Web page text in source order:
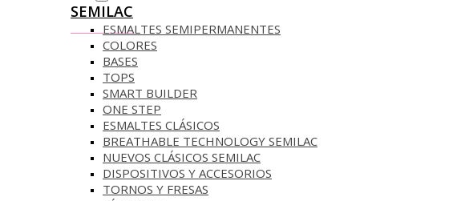
SEMILAC
ESMALTES SEMIPERMANENTES
COLORES
BASES
TOPS
SMART BUILDER
ONE STEP
ESMALTES CLÁSICOS
BREATHABLE TECHNOLOGY SEMILAC
NUEVOS CLÁSICOS SEMILAC
DISPOSITIVOS Y ACCESORIOS
TORNOS Y FRESAS